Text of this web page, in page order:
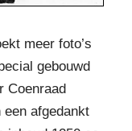
meer foto’s
gebouwd
Coenraad
afgedankt